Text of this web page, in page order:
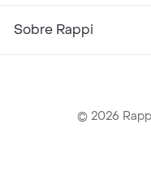
Sobre Rappi
© 2026